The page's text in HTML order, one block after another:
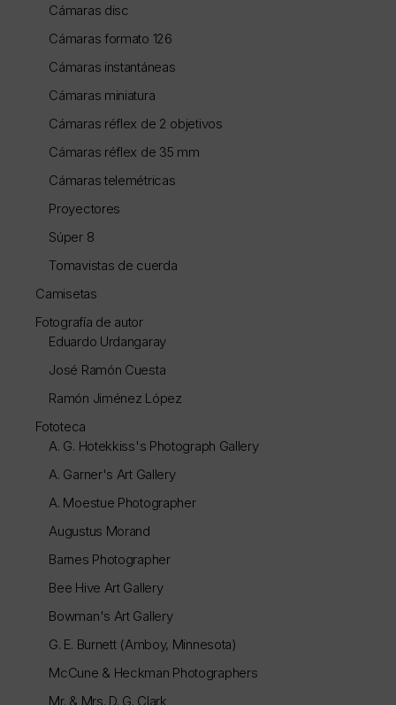
Cámaras disc
Cámaras formato 126
Cámaras instantáneas
Cámaras miniatura
Cámaras réflex de 2 objetivos
Cámaras réflex de 35 mm
Cámaras telemétricas
Proyectores
Súper 8
Tomavistas de cuerda
Camisetas
Fotografía de autor
Eduardo Urdangaray
José Ramón Cuesta
Ramón Jiménez López
Fototeca
A. G. Hotekkiss's Photograph Gallery
A. Garner's Art Gallery
A. Moestue Photographer
Augustus Morand
Barnes Photographer
Bee Hive Art Gallery
Bowman's Art Gallery
G. E. Burnett (Amboy, Minnesota)
McCune & Heckman Photographers
Mr. & Mrs. D. G. Clark